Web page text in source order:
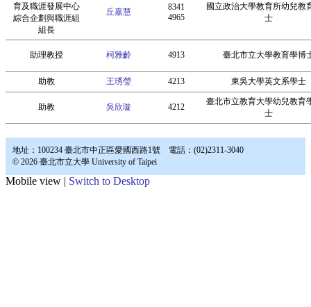
育及職涯發展中心
綜合企劃與職涯組
組長
丘嘉慧
8341
4965
國立政治大學教育所幼兒教
士
助理教授 柯雅齡 4913 臺北市立大學教育學博
助教 王琇瑩 4213 東吳大學英文系學士
助教 吳欣璇 4212
臺北市立教育大學幼兒教育
士
地址：100234 臺北市中正區愛國西路1號 電話：(02)2311-3040
© 2026 臺北市立大學 University of Taipei
Mobile view | Switch to Desktop